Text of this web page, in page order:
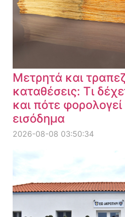
Μετρητά και
καταθέσεις: Τι
και πότε
εισόδημα
2026-08-08 03:50:34